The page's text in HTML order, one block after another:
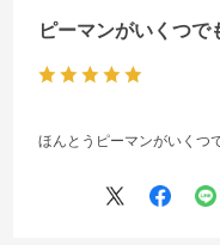
ピーマンがいくつで
ほんとうピーマンがいくつ